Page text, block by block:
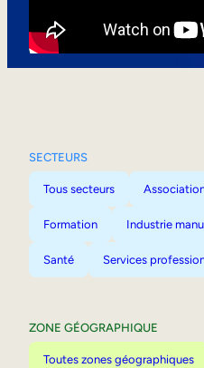
SECTEURS
Tous secteurs
Formation Industrie
Santé Services
ZONE GÉOGRAPHIQUE
Toutes zones géographiques